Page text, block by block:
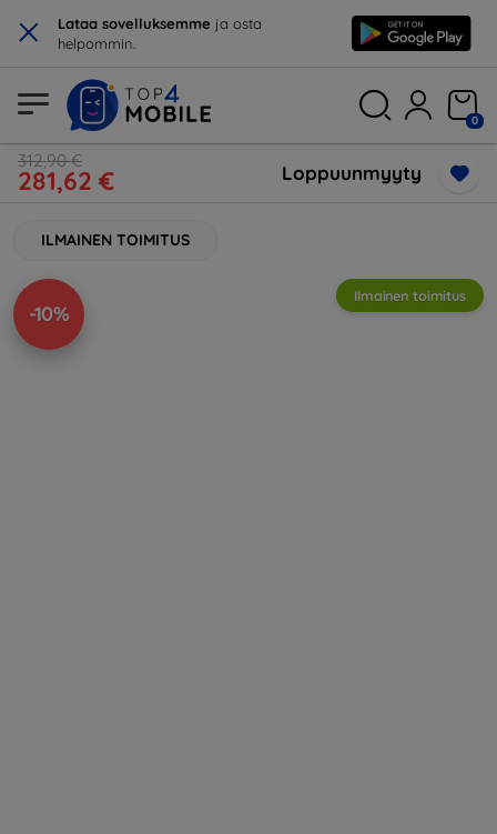
× Lataa sovelluksemme ja osta
helpommin.
0
312,90 €
281,62 € Loppuunmyyty
ILMAINEN TOIMITUS
-10%
Ilmainen toimitus